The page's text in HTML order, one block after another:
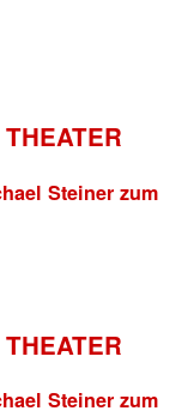
Steiner zum
Steiner zum